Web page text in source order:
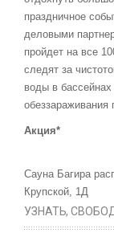
праздничное
деловыми
пройдет на все
следят за
воды в
обеззараживания
Акция*
Сауна Багира
Крупской, 1Д
УЗНАТЬ,